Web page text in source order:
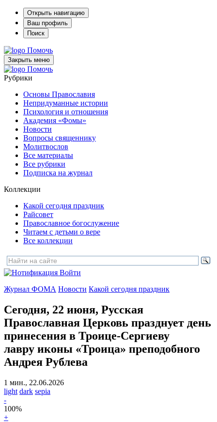
Открыть навигацию
Ваш профиль
Поиск
Помочь
Закрыть меню
Помочь
Рубрики
Основы Православия
Непридуманные истории
Психология и отношения
Академия «Фомы»
Новости
Вопросы священнику
Молитвослов
Все материалы
Все рубрики
Подписка на журнал
Коллекции
Какой сегодня праздник
Райсовет
Православное богослужение
Читаем с детьми о вере
Все коллекции
Войти
Журнал ФОМА Новости Какой сегодня праздник
Сегодня, 22 июня, Русская
Православная Церковь празднует день
принесения в Троице-Сергиеву
лавру иконы «Троица» преподобного
Андрея Рублева
1 мин., 22.06.2026
light dark sepia
-
100%
+